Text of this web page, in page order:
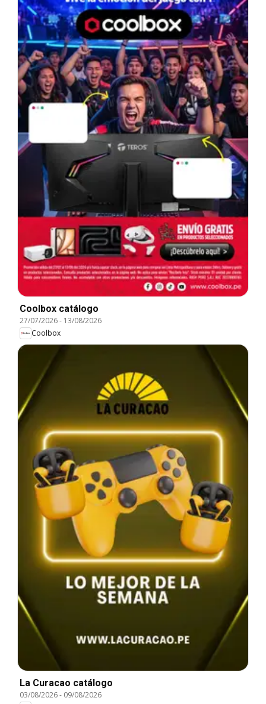
Coolbox catálogo
27/07/2026- 13/08/2026
Coolbox
La Curacao catálogo
03/08/2026- 09/08/2026